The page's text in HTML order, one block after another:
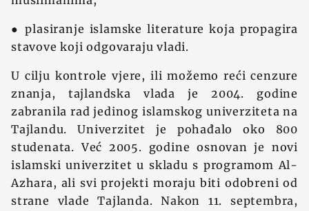
● plasiranje islamske literature koja propagira
stavove koji odgovaraju vladi.
U cilju kontrole vjere, ili možemo reći cenzure
znanja, tajlandska vlada je 2004. godine
zabranila rad jedinog islamskog univerziteta na
Tajlandu. Univerzitet je pohađalo oko 800
studenata. Već 2005. godine osnovan je novi
islamski univerzitet u skladu s programom Al-
Azhara, ali svi projekti moraju biti odobreni od
strane vlade Tajlanda. Nakon 11. septembra,